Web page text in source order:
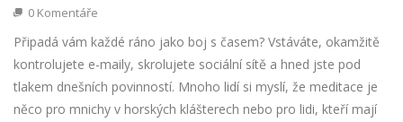
0 Komentáře
Připadá vám každé ráno jako boj s časem? Vstáváte, okamžitě
kontrolujete e-maily, skrolujete sociální sítě a hned jste pod
tlakem dnešních povinností. Mnoho lidí si myslí, že meditace je
něco pro mnichy v horských klášterech nebo pro lidi, kteří mají